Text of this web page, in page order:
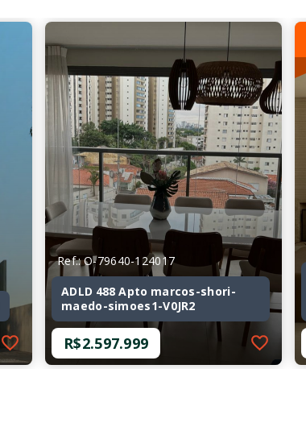
Ref.: O-79640-124017
ADLD 488 Apto marcos-shori-
maedo-simoes1-V0JR2
R$2.597.999